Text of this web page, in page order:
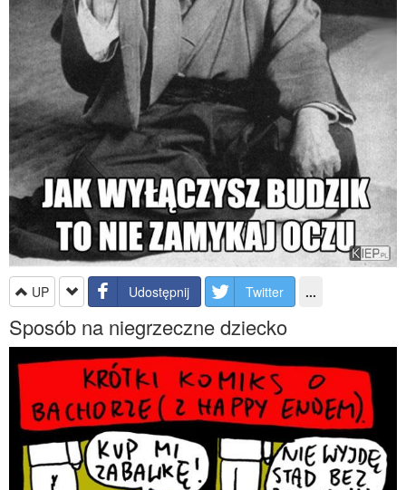
UP Udostępnij Twitter ...
Sposób na niegrzeczne dziecko